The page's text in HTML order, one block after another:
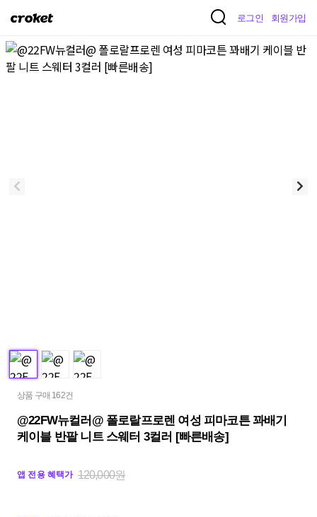
크
켓
로그인 회원가입
상품 구매 162건
@22FW뉴컬러@ 폴로랄프로렌 여성 피마코튼 꽈배기
케이블 반팔 니트 스웨터 3컬러 [빠른배송]
앱 전용 혜택가 120,000원